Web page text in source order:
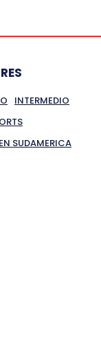
INTERMEDIO
SUDAMERICA